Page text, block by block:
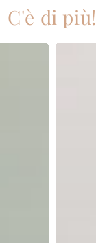
C'è di più!